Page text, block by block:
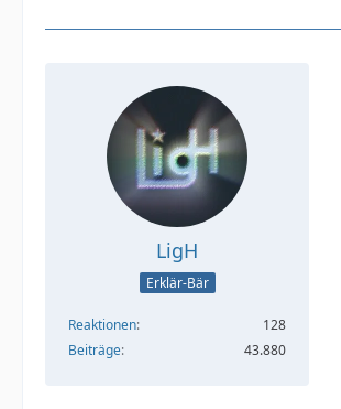
LigH
Erklär-Bär
Reaktionen
128
Beiträge
43.880